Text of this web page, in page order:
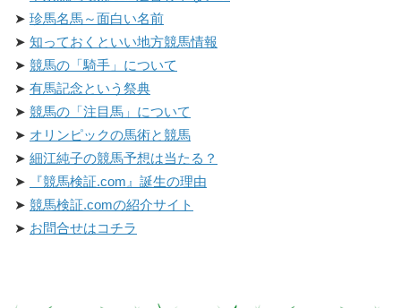
珍馬名馬～面白い名前
知っておくといい地方競馬情報
競馬の「騎手」について
有馬記念という祭典
競馬の「注目馬」について
オリンピックの馬術と競馬
細江純子の競馬予想は当たる？
『競馬検証.com』誕生の理由
競馬検証.comの紹介サイト
お問合せはコチラ